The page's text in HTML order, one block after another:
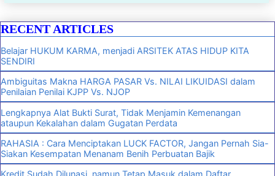
RECENT ARTICLES
Belajar HUKUM KARMA, menjadi ARSITEK ATAS HIDUP KITA
SENDIRI
Ambiguitas Makna HARGA PASAR Vs. NILAI LIKUIDASI dalam
Penilaian Penilai KJPP Vs. NJOP
Lengkapnya Alat Bukti Surat, Tidak Menjamin Kemenangan
ataupun Kekalahan dalam Gugatan Perdata
RAHASIA : Cara Menciptakan LUCK FACTOR, Jangan Pernah Sia-
Siakan Kesempatan Menanam Benih Perbuatan Bajik